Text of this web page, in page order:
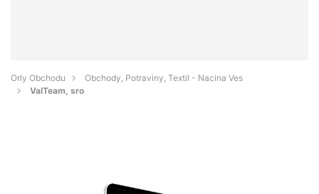
Orly Obchodu
Obchody, Potraviny, Textil - Nacina Ves
ValTeam, sro